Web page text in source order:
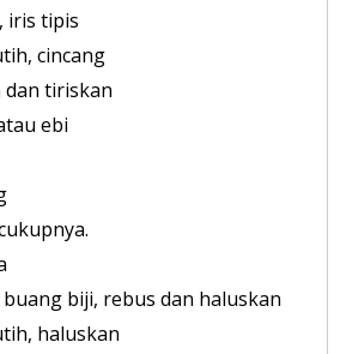
iris tipis
cincang
dan tiriskan
ebi
biji, rebus dan haluskan
haluskan